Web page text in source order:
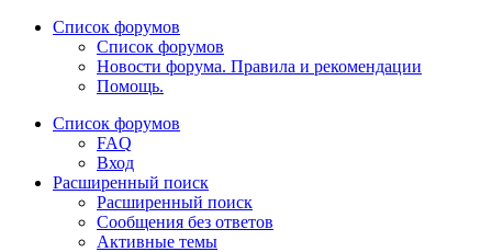
Список форумов
Список форумов
Новости форума. Правила и рекомендации
Помощь.
Список форумов
FAQ
Вход
Расширенный поиск
Расширенный поиск
Сообщения без ответов
Активные темы